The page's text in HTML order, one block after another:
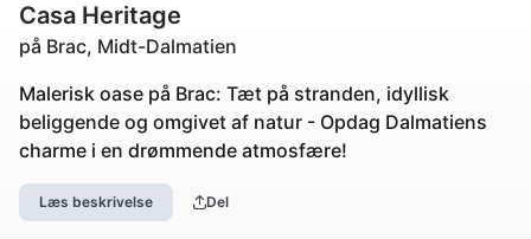
Casa Heritage
på Brac, Midt-Dalmatien
Malerisk oase på Brac: Tæt på stranden, idyllisk
beliggende og omgivet af natur - Opdag Dalmatiens
charme i en drømmende atmosfære!
Læs beskrivelse Del